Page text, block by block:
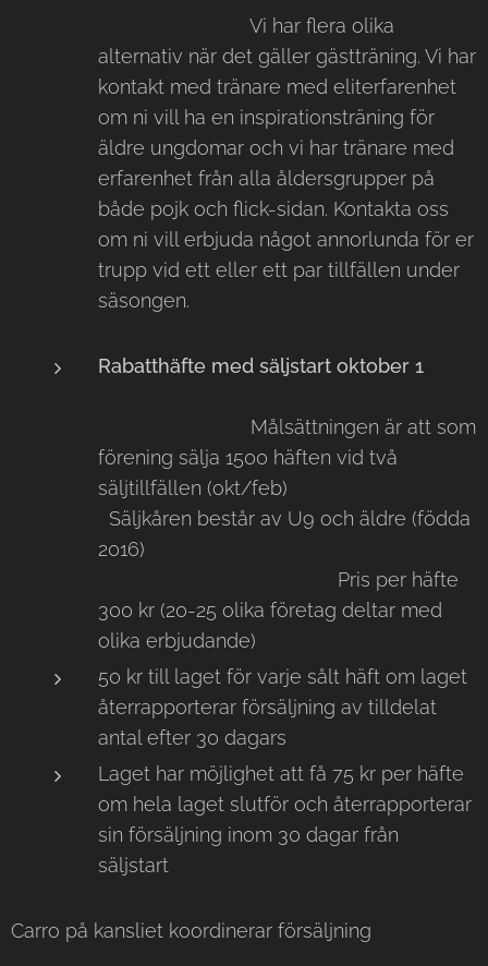
Vi har flera olika
alternativ när det gäller gästträning. Vi har
kontakt med tränare med eliterfarenhet
om ni vill ha en inspirationsträning för
äldre ungdomar och vi har tränare med
erfarenhet från alla åldersgrupper på
både pojk och flick-sidan. Kontakta oss
om ni vill erbjuda något annorlunda för er
trupp vid ett eller ett par tillfällen under
säsongen.
Rabatthäfte med säljstart oktober 1
Målsättningen är att som
förening sälja 1500 häften vid två
säljtillfällen (okt/feb)
Säljkåren består av U9 och äldre (födda
2016)
Pris per häfte
300 kr (20-25 olika företag deltar med
olika erbjudande)
50 kr till laget för varje sålt häft om laget
återrapporterar försäljning av tilldelat
antal efter 30 dagars
Laget har möjlighet att få 75 kr per häfte
om hela laget slutför och återrapporterar
sin försäljning inom 30 dagar från
säljstart
Carro på kansliet koordinerar försäljning